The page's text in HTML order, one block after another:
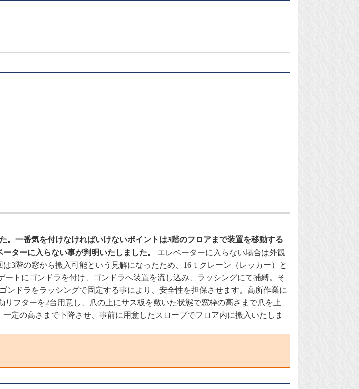
一番気を付けなければいけないポイントは3階のフロアまで装置を移動する
ターに入らない事が判明いたしました。
エレベーターに入らない場合は外観
3階の窓から搬入可能という見解になったため、16ｔクレーン（レッカー）と
トにゴンドラを付け、ゴンドラへ装置を流し込み、ラッシングにて捕縛。そ
ドラをラッシングで固定する事により、安全性を担保させます。高所作業に
フターを2台用意し、爪の上にサス板を敷いた状態で窓枠の高さまで爪を上
定の高さまで下降させ、事前に用意したスロープでフロア内に搬入いたしま